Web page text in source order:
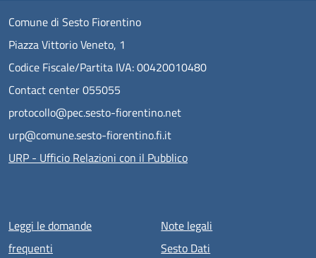
Comune di Sesto Fiorentino
Piazza Vittorio Veneto, 1
Codice Fiscale/Partita IVA: 00420010480
Contact center 055055
protocollo@pec.sesto-fiorentino.net
urp@comune.sesto-fiorentino.fi.it
URP - Ufficio Relazioni con il Pubblico
Menu piè di pagina
Leggi le domande
frequenti
Note legali
Sesto Dati